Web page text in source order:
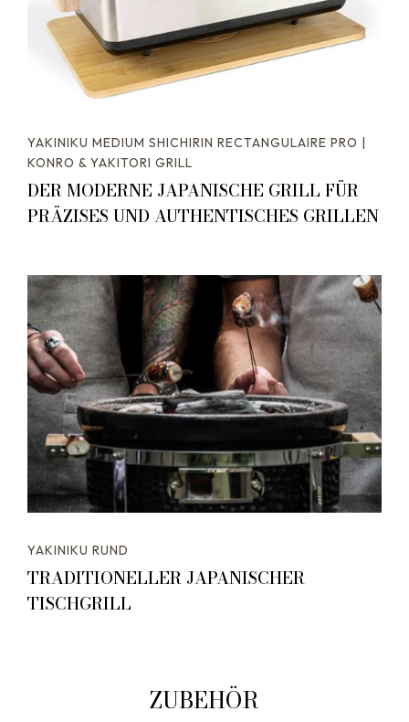
YAKINIKU MEDIUM SHICHIRIN RECTANGULAIRE PRO |
KONRO & YAKITORI GRILL
DER MODERNE JAPANISCHE GRILL FÜR
PRÄZISES UND AUTHENTISCHES GRILLEN
YAKINIKU RUND
TRADITIONELLER JAPANISCHER
TISCHGRILL
ZUBEHÖR